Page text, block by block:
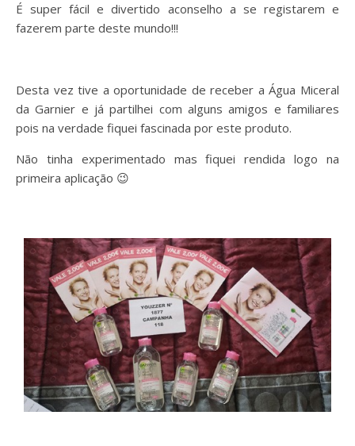
É super fácil e divertido aconselho a se registarem e
fazerem parte deste mundo!!!
Desta vez tive a oportunidade de receber a Água Miceral
da Garnier e já partilhei com alguns amigos e familiares
pois na verdade fiquei fascinada por este produto.
Não tinha experimentado mas fiquei rendida logo na
primeira aplicação 😉